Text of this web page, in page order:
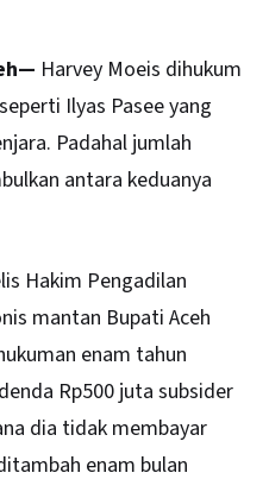
Harvey Moeis dihukum
Ilyas Pasee yang
Padahal jumlah
antara keduanya
Hakim Pengadilan
mantan Bupati Aceh
enam tahun
Rp500 juta subsider
dia tidak membayar
enam bulan